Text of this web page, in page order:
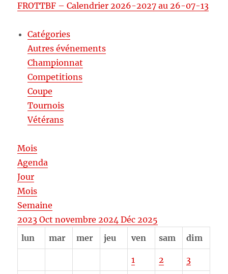
FROTTBF – Calendrier 2026-2027 au 26-07-13
Catégories
Autres événements
Championnat
Competitions
Coupe
Tournois
Vétérans
Mois
Agenda
Jour
Mois
Semaine
2023Octnovembre 2024 Déc2025
lun
mar mer jeu ven sam dim
1 2 3